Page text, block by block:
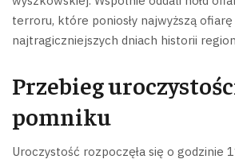
terroru, które poniosły najwyższą ofiarę
najtragiczniejszych dniach historii
Przebieg
pomniku
Uroczystość rozpoczęła się o godzinie